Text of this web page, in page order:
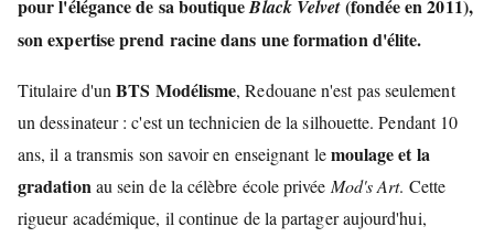
pour l'élégance de sa boutiqueBlack Velvet(fondée en 2011),
son expertise prend racine dans une formation d'élite.
Titulaire d'unBTS Modélisme, Redouane n'est pas seulement
un dessinateur : c'est un technicien de la silhouette. Pendant 10
ans, il a transmis son savoir en enseignant lemoulage et la
gradation au sein de la célèbre école privée Mod's Art. Cette
rigueur académique, il continue de la partager aujourd'hui,